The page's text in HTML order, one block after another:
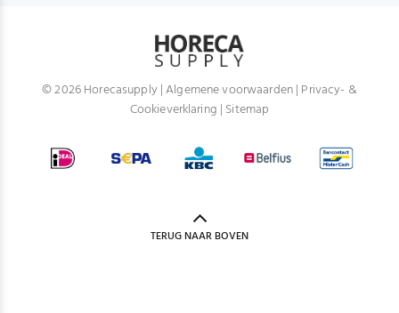
© 2026 Horecasupply |Algemene voorwaarden| Privacy- &
Cookieverklaring | Sitemap
TERUG NAAR BOVEN